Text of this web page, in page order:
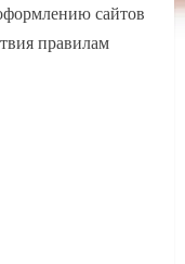
сайтов
правилам